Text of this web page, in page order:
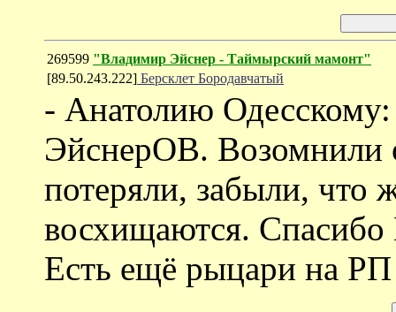
269599 "Владимир Эйснер - Таймырский мамонт"
[89.50.243.222] Берсклет Бородавчатый
- Анатолию
ЭйснерОВ. Возомнили
потеряли, забыли, что
восхищаются. Спасибо
Есть ещё рыцари на РП